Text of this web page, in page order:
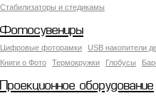
Стабилизаторы и стедикамы
Фотосувениры
Цифровые фоторамки USB накопители
Книги о Фото
Термокружки Глобусы
Проекционное оборудование